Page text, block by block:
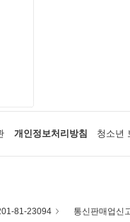
개인정보처리방침 청소년
81-23094 통신판매업신